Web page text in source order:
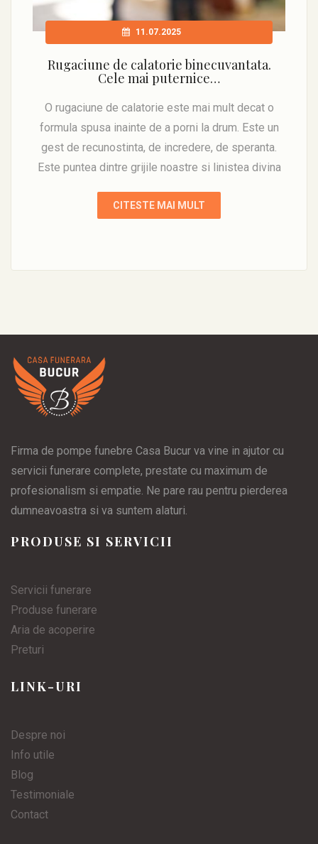
11.07.2025
Rugaciune de calatorie binecuvantata.
Cele mai puternice…
O rugaciune de calatorie este mai mult decat o
formula spusa inainte de a porni la drum. Este un
gest de recunostinta, de incredere, de speranta.
Este puntea dintre grijile noastre si linistea divina
CITESTE MAI MULT
Firma de pompe funebre Casa Bucur va vine in ajutor cu
servicii funerare complete, prestate cu maximum de
profesionalism si empatie. Ne pare rau pentru pierderea
dumneavoastra si va suntem alaturi.
PRODUSE SI SERVICII
Servicii funerare
Produse funerare
Aria de acoperire
Preturi
LINK-URI
Despre noi
Info utile
Blog
Testimoniale
Contact